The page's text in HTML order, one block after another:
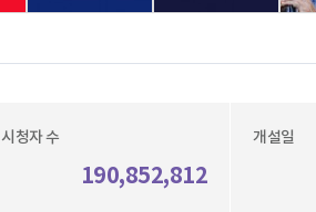
시청자 수
190,852,812
개설일